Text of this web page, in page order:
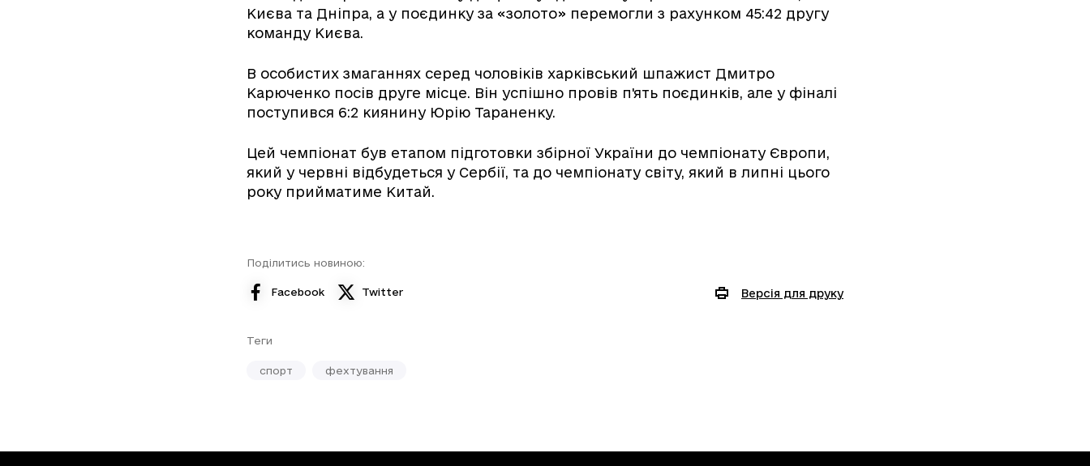
Києва та Дніпра, а у поєдинку за «золото» перемогли з рахунком 45:42 другу
команду Києва.
В особистих змаганнях серед чоловіків харківський шпажист Дмитро
Карюченко посів друге місце. Він успішно провів п'ять поєдинків, але у фіналі
поступився 6:2 киянину Юрію Тараненку.
Цей чемпіонат був етапом підготовки збірної України до чемпіонату Європи,
який у червні відбудеться у Сербії, та до чемпіонату світу, який в липні цього
року прийматиме Китай.
Поділитись новиною:
Facebook Twitter Версія для друку
Теги
спорт фехтування